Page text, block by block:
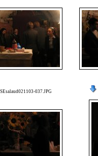
SEsalaud021103-037.JPG